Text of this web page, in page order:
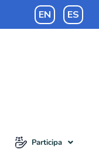
EN ES
Participa